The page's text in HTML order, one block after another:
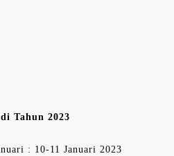
Tahun 2023
: 10-11 Januari 2023